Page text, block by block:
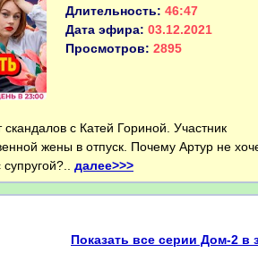
Длительность: 46:47
Дата эфира: 03.12.2021
Просмотров: 2895
с Катей Гориной. Участник
жены в отпуск. Почему Артур не
далее>>>
Показать все серии Дом-2 в